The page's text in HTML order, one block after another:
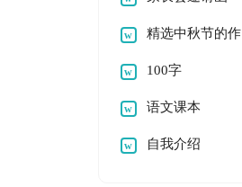
6篇
(汇编15篇)
精选中秋节的作
文300字锦集5篇
100字
语文课本
自我介绍